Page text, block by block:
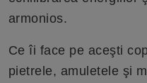
armonios.
Ce îi face pe aceşti
pietrele, amuletele şi